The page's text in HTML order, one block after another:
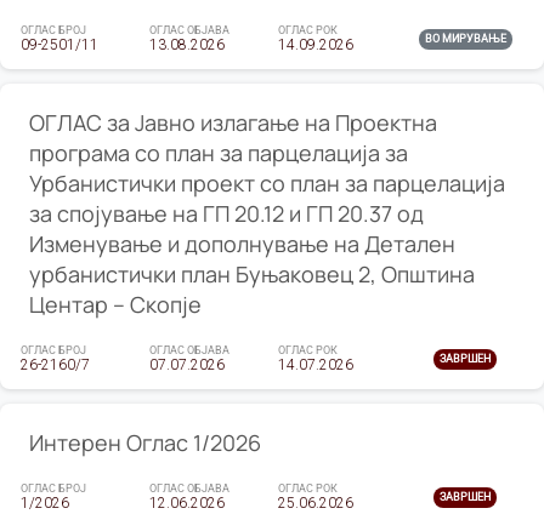
ОГЛАС БРОЈ
09-2501/11
ОГЛАС ОБЈАВА
13.08.2026
ОГЛАС РОК
14.09.2026 ВО МИРУВАЊЕ
ОГЛАС за Јавно излагање на Проектна
програма со план за парцелација за
Урбанистички проект со план за парцелација
за спојување на ГП 20.12 и ГП 20.37 од
Изменување и дополнување на Детален
урбанистички план Буњаковец 2, Општина
Центар – Скопје
ОГЛАС БРОЈ
26-2160/7
ОГЛАС ОБЈАВА
07.07.2026
ОГЛАС РОК
14.07.2026 ЗАВРШЕН
Интерен Оглас 1/2026
ОГЛАС БРОЈ
1/2026
ОГЛАС ОБЈАВА
12.06.2026
ОГЛАС РОК
25.06.2026 ЗАВРШЕН